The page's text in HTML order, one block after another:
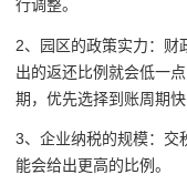
行调整。
2、园区的政策实力：财
出的返还比例就会低一
期，优先选择到账周期快
3、企业纳税的规模：交
能会给出更高的比例。